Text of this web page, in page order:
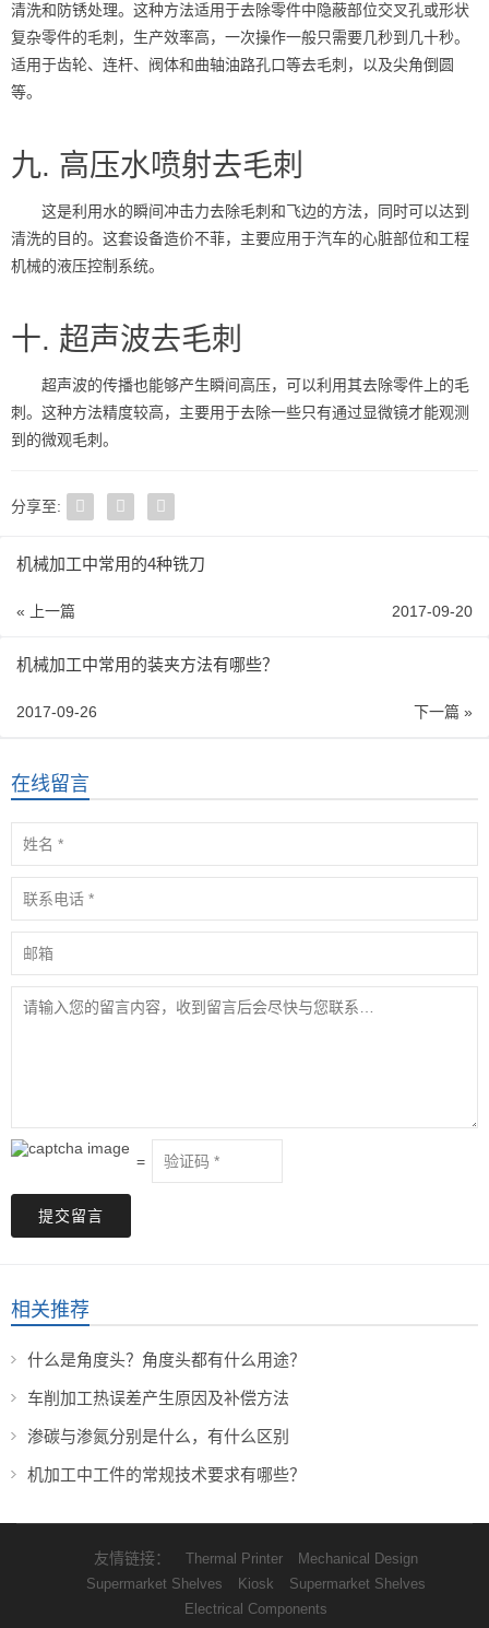
清洗和防锈处理。这种方法适用于去除零件中隐蔽部位交叉孔或形状
复杂零件的毛刺，生产效率高，一次操作一般只需要几秒到几十秒。
适用于齿轮、连杆、阀体和曲轴油路孔口等去毛刺，以及尖角倒圆
等。
九. 高压水喷射去毛刺
这是利用水的瞬间冲击力去除毛刺和飞边的方法，同时可以达到
清洗的目的。这套设备造价不菲，主要应用于汽车的心脏部位和工程
机械的液压控制系统。
十. 超声波去毛刺
超声波的传播也能够产生瞬间高压，可以利用其去除零件上的毛
刺。这种方法精度较高，主要用于去除一些只有通过显微镜才能观测
到的微观毛刺。
分享至:
机械加工中常用的4种铣刀
« 上一篇 2017-09-20
机械加工中常用的装夹方法有哪些？
下一篇 »
2017-09-26
在线留言
=
提交留言
相关推荐
什么是角度头？角度头都有什么用途？
车削加工热误差产生原因及补偿方法
渗碳与渗氮分别是什么，有什么区别
机加工中工件的常规技术要求有哪些？
友情链接： Thermal Printer
Mechanical Design
Supermarket Shelves
Kiosk
Supermarket Shelves
Electrical Components